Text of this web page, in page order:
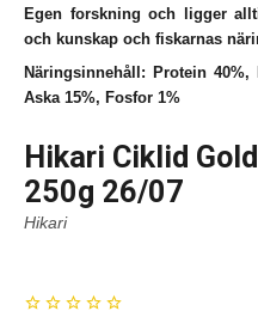
Egen forskning och ligger
och kunskap och fiskarnas
Näringsinnehåll: Protein
Aska 15%, Fosfor 1%
Hikari Ciklid
250g 26/07
Hikari